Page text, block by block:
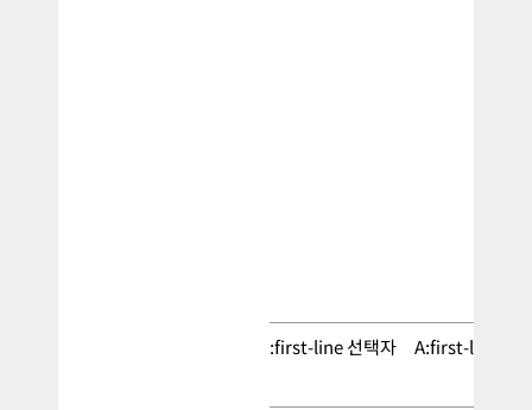
:first-line 선택자 A:first-line